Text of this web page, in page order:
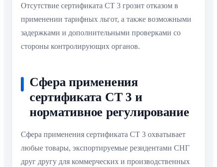
Отсутствие сертификата СТ 3 грозит отказом в
применении тарифных льгот, а также возможными
задержками и дополнительными проверками со
стороны контролирующих органов.
Сфера применения
сертификата СТ 3 и
нормативное регулирование
Сфера применения сертификата СТ 3 охватывает
любые товары, экспортируемые резидентами СНГ
друг другу для коммерческих и производственных